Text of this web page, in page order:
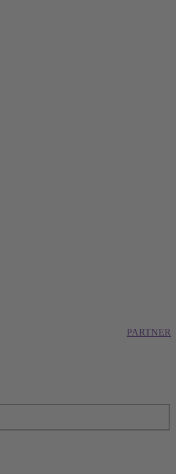
PARTNER